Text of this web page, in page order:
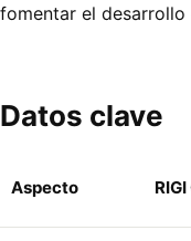
fomentar el
Datos clave
Aspecto